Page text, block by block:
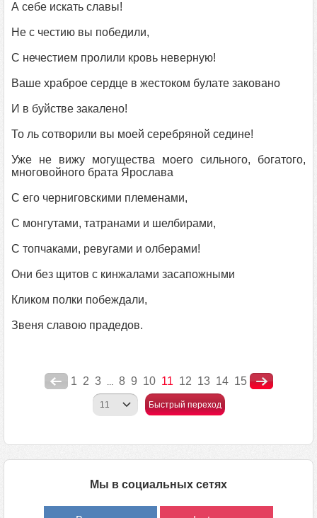
А себе искать славы!
Не с честию вы победили,
С нечестием пролили кровь неверную!
Ваше храброе сердце в жестоком булате заковано
И в буйстве закалено!
То ль сотворили вы моей серебряной седине!
Уже не вижу могущества моего сильного, богатого,
многовойного брата Ярослава
С его черниговскими племенами,
С монгутами, татранами и шелбирами,
С топчаками, ревугами и олберами!
Они без щитов с кинжалами засапожными
Кликом полки побеждали,
Звеня славою прадедов.
1 2 3 ... 8 9 10 11 12 13 14 15
Быстрый переход
Мы в социальных сетях